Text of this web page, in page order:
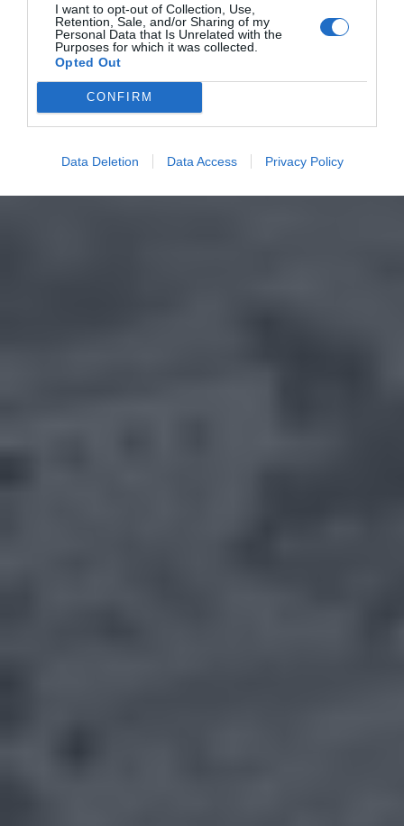
I want to opt-out of Collection, Use,
Retention, Sale, and/or Sharing of my
Personal Data that Is Unrelated with the
Purposes for which it was collected.
Opted Out
CONFIRM
Data Deletion Data Access Privacy Policy